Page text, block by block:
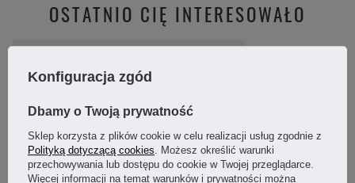
OSTATNIO CIĘ INTERESOWAŁO
Konfiguracja zgód
Dbamy o Twoją prywatność
Sklep korzysta z plików cookie w celu realizacji usług zgodnie z
Polityką dotyczącą cookies. Możesz określić warunki
przechowywania lub dostępu do cookie w Twojej przeglądarce.
Więcej informacji na temat warunków i prywatności można